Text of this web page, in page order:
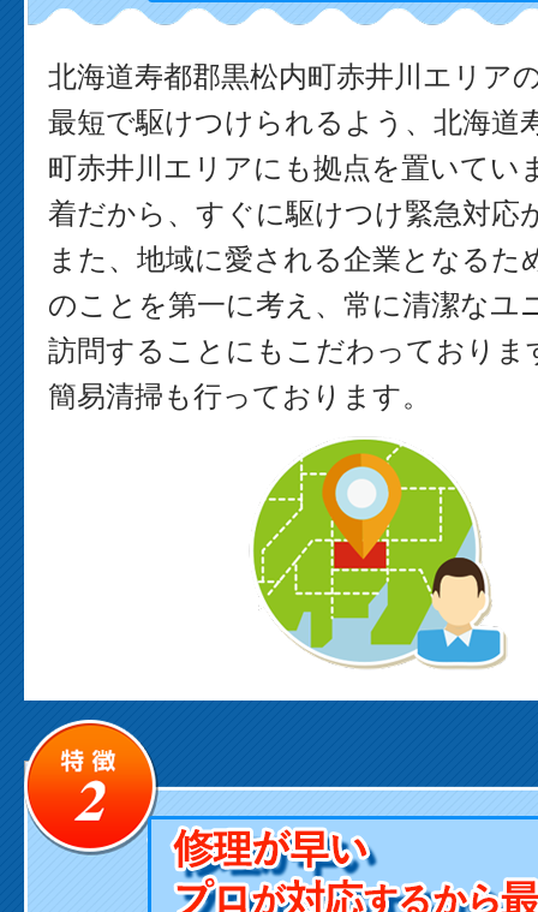
北海道寿都郡黒松内町赤井川エリア
最短で駆けつけられるよう、北海道
町赤井川エリアにも拠点を置いてい
着だから、すぐに駆けつけ緊急対応
また、地域に愛される企業となるた
のことを第一に考え、常に清潔なユ
訪問することにもこだわっておりま
簡易清掃も行っております。